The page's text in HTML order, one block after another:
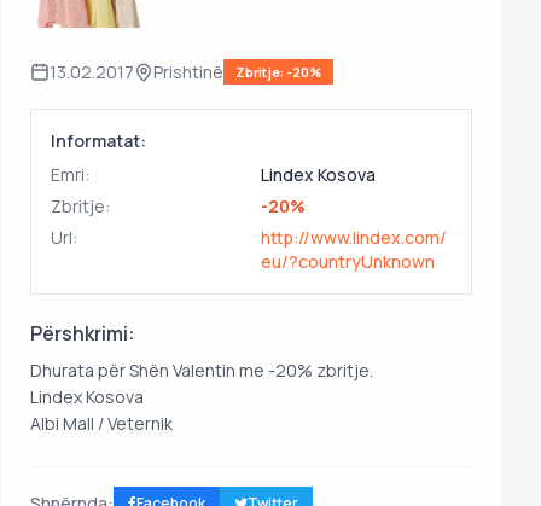
13.02.2017 Prishtinë Zbritje: -20%
Informatat:
Emri:
Lindex Kosova
Zbritje:
-20%
Url:
http://www.lindex.com/
eu/?countryUnknown
Përshkrimi:
Dhurata për Shën Valentin me -20% zbritje.
Lindex Kosova
Albi Mall / Veternik